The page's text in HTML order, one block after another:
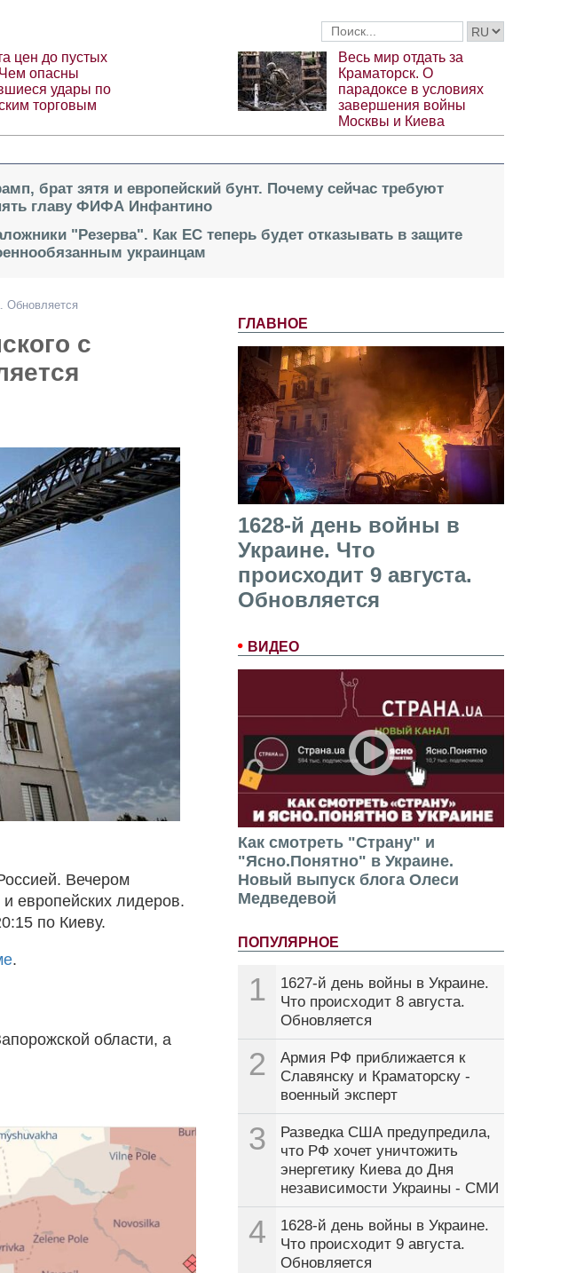
цен до пустых
опасны
удары по
торговым
Весь мир отдать за
Краматорск. О
парадоксе в условиях
завершения войны
Москвы и Киева
брат зятя и европейский бунт. Почему сейчас требуют
главу ФИФА Инфантино
"Резерва". Как ЕС теперь будет отказывать в защите
украинцам
ГЛАВНОЕ
1628-й день войны в
Украине. Что
происходит 9 августа.
Обновляется
ВИДЕО
Как смотреть "Страну" и
"Ясно.Понятно" в Украине.
Новый выпуск блога Олеси
Медведевой
ПОПУЛЯРНОЕ
1
1627-й день войны в Украине.
Что происходит 8 августа.
Обновляется
2
Армия РФ приближается к
Славянску и Краматорску -
военный эксперт
3
Разведка США предупредила,
что РФ хочет уничтожить
энергетику Киева до Дня
независимости Украины - СМИ
4
1628-й день войны в Украине.
Что происходит 9 августа.
Обновляется
Обновляется
с
Вечером
европейских лидеров.
по Киеву.
.
области, а